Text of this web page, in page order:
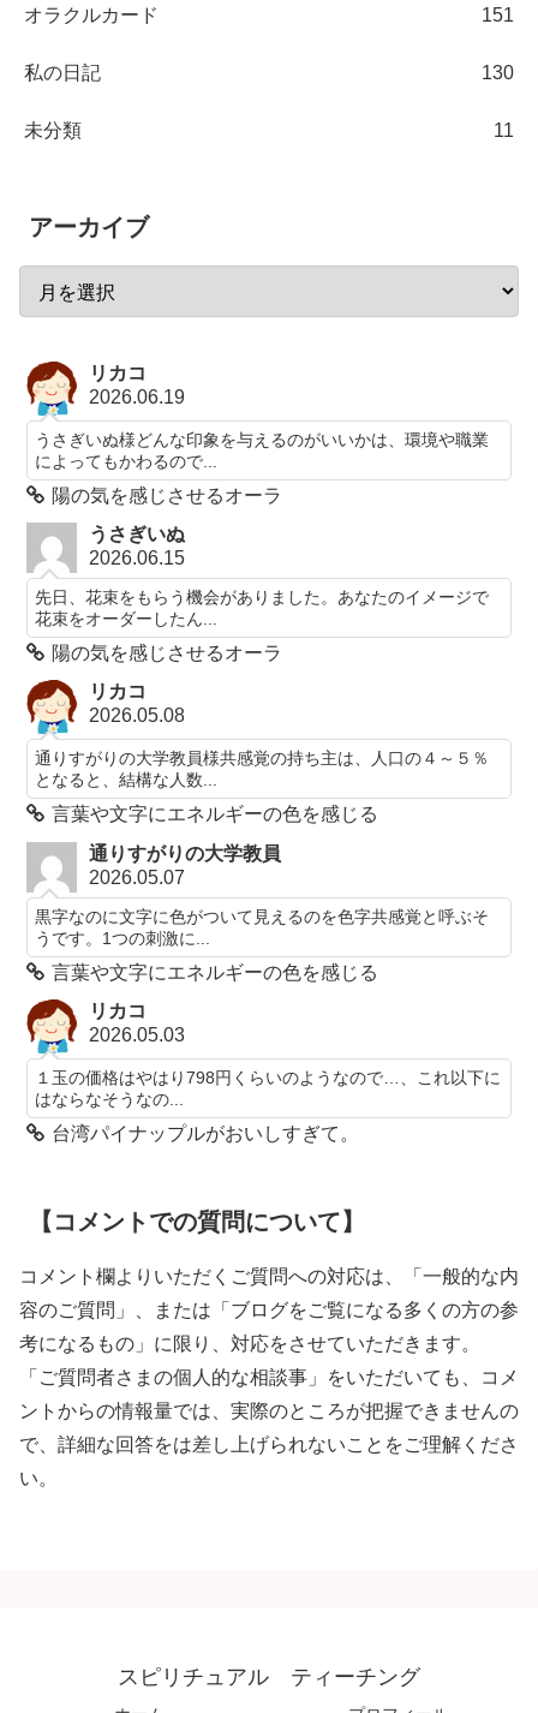
オラクルカード 151
私の日記 130
未分類 11
アーカイブ
リカコ
2026.06.19
うさぎいぬ様どんな印象を与えるのがいいかは、環境や職業
によってもかわるので...
陽の気を感じさせるオーラ
うさぎいぬ
2026.06.15
先日、花束をもらう機会がありました。あなたのイメージで
花束をオーダーしたん...
陽の気を感じさせるオーラ
リカコ
2026.05.08
通りすがりの大学教員様共感覚の持ち主は、人口の４～５％
となると、結構な人数...
言葉や文字にエネルギーの色を感じる
通りすがりの大学教員
2026.05.07
黒字なのに文字に色がついて見えるのを色字共感覚と呼ぶそ
うです。1つの刺激に...
言葉や文字にエネルギーの色を感じる
リカコ
2026.05.03
１玉の価格はやはり798円くらいのようなので…、これ以下に
はならなそうなの...
台湾パイナップルがおいしすぎて。
【コメントでの質問について】
コメント欄よりいただくご質問への対応は、「一般的な内
容のご質問」、または「ブログをご覧になる多くの方の参
考になるもの」に限り、対応をさせていただきます。
「ご質問者さまの個人的な相談事」をいただいても、コメ
ントからの情報量では、実際のところが把握できませんの
で、詳細な回答をは差し上げられないことをご理解くださ
い。
スピリチュアル ティーチング